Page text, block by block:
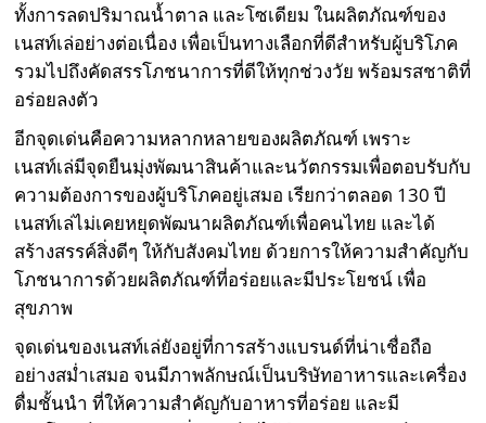
ทั้งการลดปริมาณน้ำตาล และโซเดียม ในผลิตภัณฑ์ของ
เนสท์เล่อย่างต่อเนื่อง เพื่อเป็นทางเลือกที่ดีสำหรับผู้บริโภค
รวมไปถึงคัดสรรโภชนาการที่ดีให้ทุกช่วงวัย พร้อมรสชาติที่
อร่อยลงตัว
อีกจุดเด่นคือความหลากหลายของผลิตภัณฑ์ เพราะ
เนสท์เล่มีจุดยืนมุ่งพัฒนาสินค้าและนวัตกรรมเพื่อตอบรับกับ
ความต้องการของผู้บริโภคอยู่เสมอ เรียกว่าตลอด 130 ปี
เนสท์เล่ไม่เคยหยุดพัฒนาผลิตภัณฑ์เพื่อคนไทย และได้
สร้างสรรค์สิ่งดีๆ ให้กับสังคมไทย ด้วยการให้ความสำคัญกับ
โภชนาการด้วยผลิตภัณฑ์ที่อร่อยและมีประโยชน์ เพื่อ
สุขภาพ
จุดเด่นของเนสท์เล่ยังอยู่ที่การสร้างแบรนด์ที่น่าเชื่อถือ
อย่างสม่ำเสมอ จนมีภาพลักษณ์เป็นบริษัทอาหารและเครื่อง
ดื่มชั้นนำ ที่ให้ความสำคัญกับอาหารที่อร่อย และมี